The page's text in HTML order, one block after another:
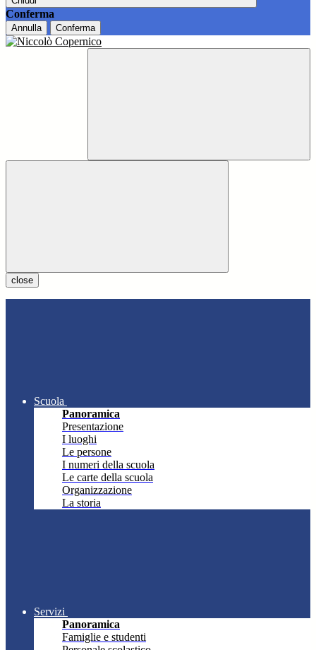
Conferma
Annulla Conferma
close
Scuola
Panoramica
Presentazione
I luoghi
Le persone
I numeri della scuola
Le carte della scuola
Organizzazione
La storia
Servizi
Panoramica
Famiglie e studenti